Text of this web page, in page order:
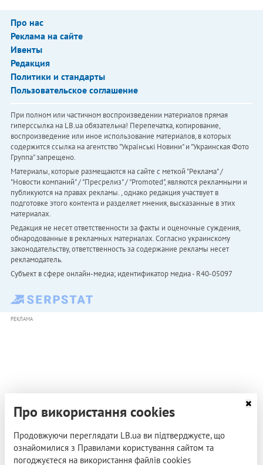
Про нас
Реклама на сайте
Ивенты
Редакция
Политики и стандарты
Пользовательское соглашение
При полном или частичном воспроизведении материалов прямая
гиперссылка на LB.ua обязательна! Перепечатка, копирование,
воспроизведение или иное использование материалов, в которых
содержится ссылка на агентство "Українськi Новини" и "Украинская Фото
Группа" запрещено.
Материалы, которые размещаются на сайте с меткой "Реклама" /
"Новости компаний" / "Пресрелиз" / "Promoted", являются рекламными и
публикуются на правах рекламы. , однако редакция участвует в
подготовке этого контента и разделяет мнения, высказанные в этих
материалах.
Редакция не несет ответственности за факты и оценочные суждения,
обнародованные в рекламных материалах. Согласно украинскому
законодательству, ответственность за содержание рекламы несет
рекламодатель.
Субъект в сфере онлайн-медиа; идентификатор медиа - R40-05097
РЕКЛАМА
Про використання cookies
Продовжуючи переглядати LB.ua ви підтверджуєте, що
ознайомилися з Правилами користування сайтом та
погоджуєтеся на використання файлів cookies